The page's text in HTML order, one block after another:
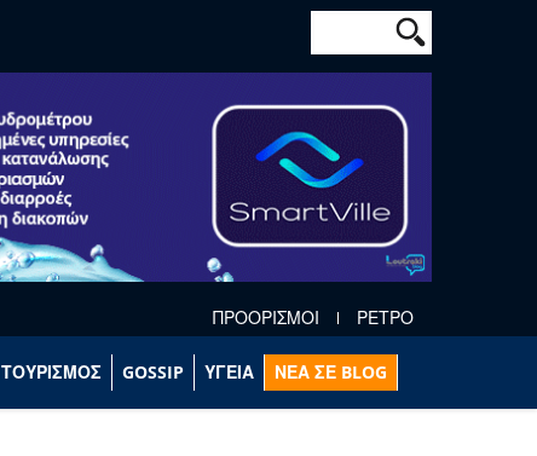
Φόρμα
Αναζήτηση
ΠΡΟΟΡΙΣΜΟΙ ΡΕΤΡΟ
ΤΟΥΡΙΣΜΟΣ GOSSIP ΥΓΕΙΑ ΝΕΑ ΣΕ BLOG